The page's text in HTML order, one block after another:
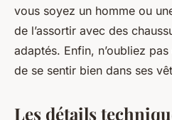
vous soyez un homme ou
de l’assortir avec des
adaptés. Enfin, n’oubliez
de se sentir bien dans ses
Les détails